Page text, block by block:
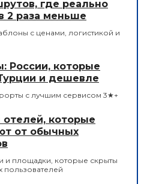
где реально
2 раза меньше
с ценами, логистикой и
России, которые
и дешевле
с лучшим сервисом 3★+
которые
от обычных
и площадки, которые скрыты
пользователей